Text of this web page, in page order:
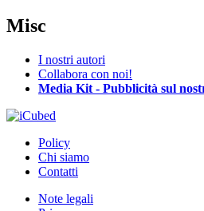
Misc
I nostri autori
Collabora con noi!
Media Kit - Pubblicità sul
Policy
Chi siamo
Contatti
Note legali